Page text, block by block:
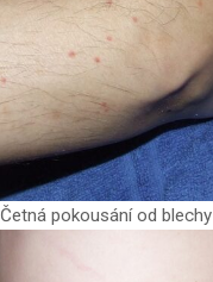
Četná pokousání od blechy